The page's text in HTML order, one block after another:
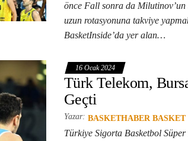
önce Fall sonra da Milutinov’un
uzun rotasyonuna takviye
BasketInside’da yer alan…
16 Ocak 2024
Türk Telekom,
Geçti
Yazar: BASKETHABER BASKET
Türkiye Sigorta Basketbol